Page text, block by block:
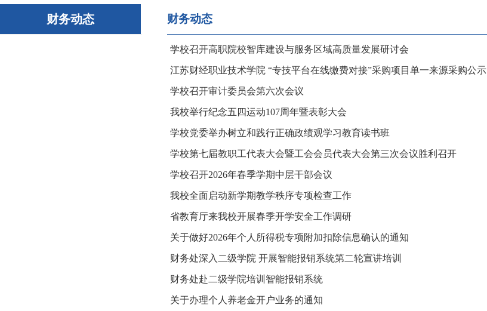
财务动态 财务动态
学校召开高职院校智库建设与服务区域高质量发展研讨会
江苏财经职业技术学院 “专技平台在线缴费对接”采购项目单一来源采购公示
学校召开审计委员会第六次会议
我校举行纪念五四运动107周年暨表彰大会
学校党委举办树立和践行正确政绩观学习教育读书班
学校第七届教职工代表大会暨工会会员代表大会第三次会议胜利召开
学校召开2026年春季学期中层干部会议
我校全面启动新学期教学秩序专项检查工作
省教育厅来我校开展春季开学安全工作调研
关于做好2026年个人所得税专项附加扣除信息确认的通知
财务处深入二级学院 开展智能报销系统第二轮宣讲培训
财务处赴二级学院培训智能报销系统
关于办理个人养老金开户业务的通知